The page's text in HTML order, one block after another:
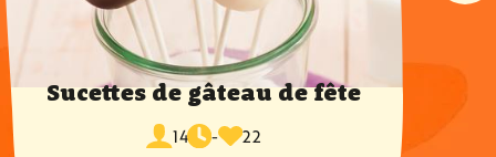
Sucettes de gâteau de fête
14
portions-
temps
de
22
fois
favoris